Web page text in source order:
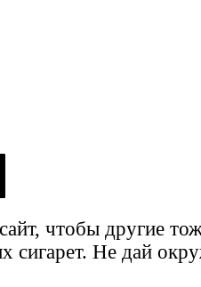
чтобы другие
сигарет. Не дай